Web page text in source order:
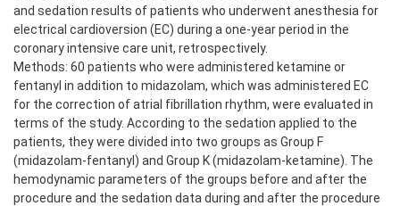
and sedation results of patients who underwent anesthesia for
electrical cardioversion (EC) during a one-year period in the
coronary intensive care unit, retrospectively.
Methods: 60 patients who were administered ketamine or
fentanyl in addition to midazolam, which was administered EC
for the correction of atrial fibrillation rhythm, were evaluated in
terms of the study. According to the sedation applied to the
patients, they were divided into two groups as Group F
(midazolam-fentanyl) and Group K (midazolam-ketamine). The
hemodynamic parameters of the groups before and after the
procedure and the sedation data during and after the procedure